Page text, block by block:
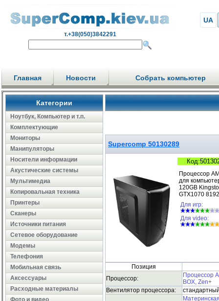
т.+38(050)3842291
UA
Главная Новости Собрать компьютер
Категории
Ноутбук, Компьютер и т.п.
Комплектующие
Мониторы
Манипуляторы
Носители информации
Акустические системы
Мультимедиа
Копировальная техника
Принтеры
Сканеры
Источники питания
Сетевое оборудование
Модемы
Телефония
Мобильная связь
Аксессуары
Расходные материалы
Фото и видео
Supercomp 50130289
Процессор
для
120GB
GTX1070
Для игр:
Для video:
Позиция
Процессор:
Процессор
BOX, Zen+
Вентилятор процессора: